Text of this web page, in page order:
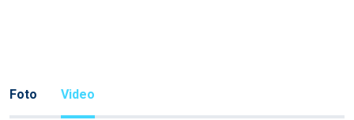
Foto Video